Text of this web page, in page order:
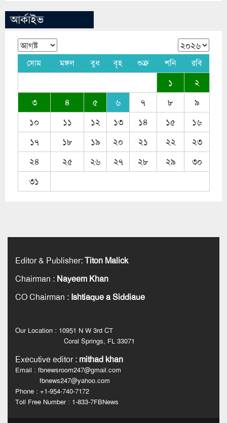
আর্কাইভ
সোম মঙ্গল বুধ বৃহ শুক্র শনি রবি
১
২
৩
৪ ৫ ৬ ৭ ৮
৯
১০
১১ ১২ ১৩ ১৪ ১৫
১৬
১৭
১৮ ১৯ ২০ ২১ ২২
২৩
২৪
২৫ ২৬ ২৭ ২৮ ২৯
৩০
৩১
Editor & Publisher:Titon Malick
Chairman : Nayeem Khan
CO Chairman : Ishtiaque a Siddiaue
Our Location : 10951 N W 3rd CT
Coral Springs, FL 33071
Executive editor: mithad khan
Email : fbnewsroom247@gmail.com
fbnews247@yahoo.com
Phone : +1-954-740-7172
Toll Free Number : 1-833-7FBNews